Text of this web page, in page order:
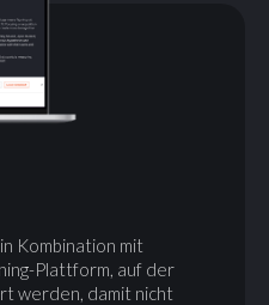
Kombination mit
Plattform, auf der
werden, damit nicht